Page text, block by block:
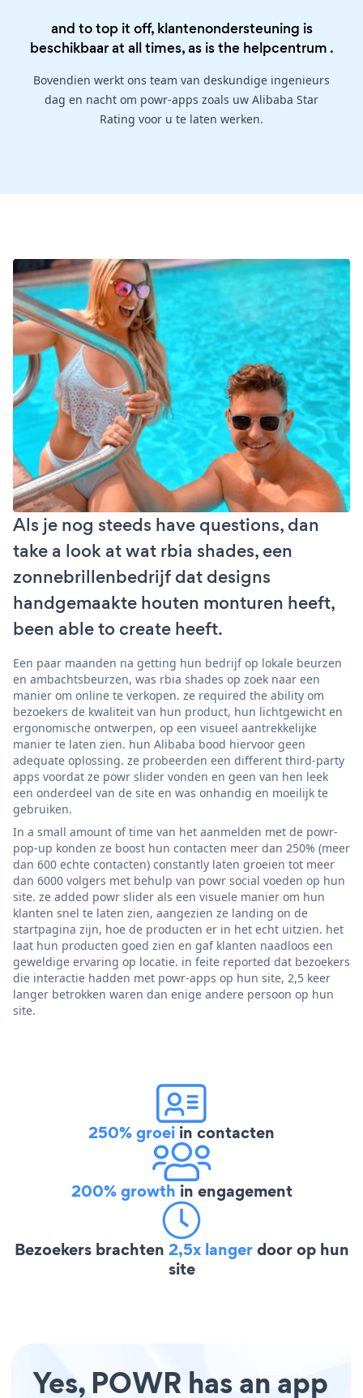
and to top it off, klantenondersteuning is
beschikbaar at all times, as is the helpcentrum .
Bovendien werkt ons team van deskundige ingenieurs
dag en nacht om powr-apps zoals uw Alibaba Star
Rating voor u te laten werken.
Als je nog steeds have questions, dan
take a look at wat rbia shades, een
zonnebrillenbedrijf dat designs
handgemaakte houten monturen heeft,
been able to create heeft.
Een paar maanden na getting hun bedrijf op lokale beurzen
en ambachtsbeurzen, was rbia shades op zoek naar een
manier om online te verkopen. ze required the ability om
bezoekers de kwaliteit van hun product, hun lichtgewicht en
ergonomische ontwerpen, op een visueel aantrekkelijke
manier te laten zien. hun Alibaba bood hiervoor geen
adequate oplossing. ze probeerden een different third-party
apps voordat ze powr slider vonden en geen van hen leek
een onderdeel van de site en was onhandig en moeilijk te
gebruiken.
In a small amount of time van het aanmelden met de powr-
pop-up konden ze boost hun contacten meer dan 250% (meer
dan 600 echte contacten) constantly laten groeien tot meer
dan 6000 volgers met behulp van powr social voeden op hun
site. ze added powr slider als een visuele manier om hun
klanten snel te laten zien, aangezien ze landing on de
startpagina zijn, hoe de producten er in het echt uitzien. het
laat hun producten goed zien en gaf klanten naadloos een
geweldige ervaring op locatie. in feite reported dat bezoekers
die interactie hadden met powr-apps op hun site, 2,5 keer
langer betrokken waren dan enige andere persoon op hun
site.
250% groei in contacten
200% growth in engagement
Bezoekers brachten 2,5x langerdoor op hun
site
Yes, POWR has an app